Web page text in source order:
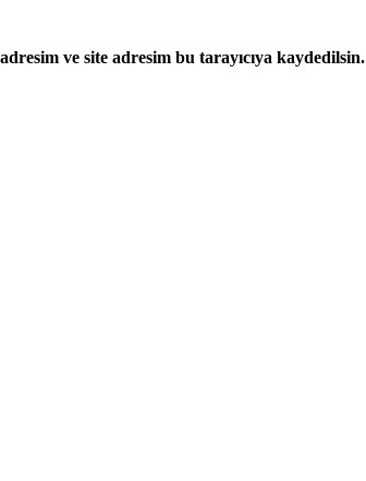
ve site adresim bu tarayıcıya kaydedilsin.